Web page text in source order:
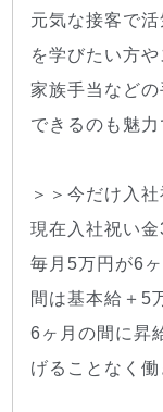
元気な接客で
を学びたい方
家族手当など
できるのも魅力
＞＞今だけ入
現在入社祝い金
毎月5万円が6
間は基本給＋5
6ヶ月の間に昇
げることなく働